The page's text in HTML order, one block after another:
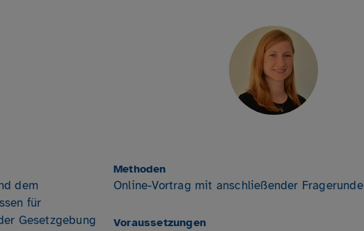
dem
für
Gesetzgebung
Methoden
Online-Vortrag mit anschließender Fragerunde
Voraussetzungen